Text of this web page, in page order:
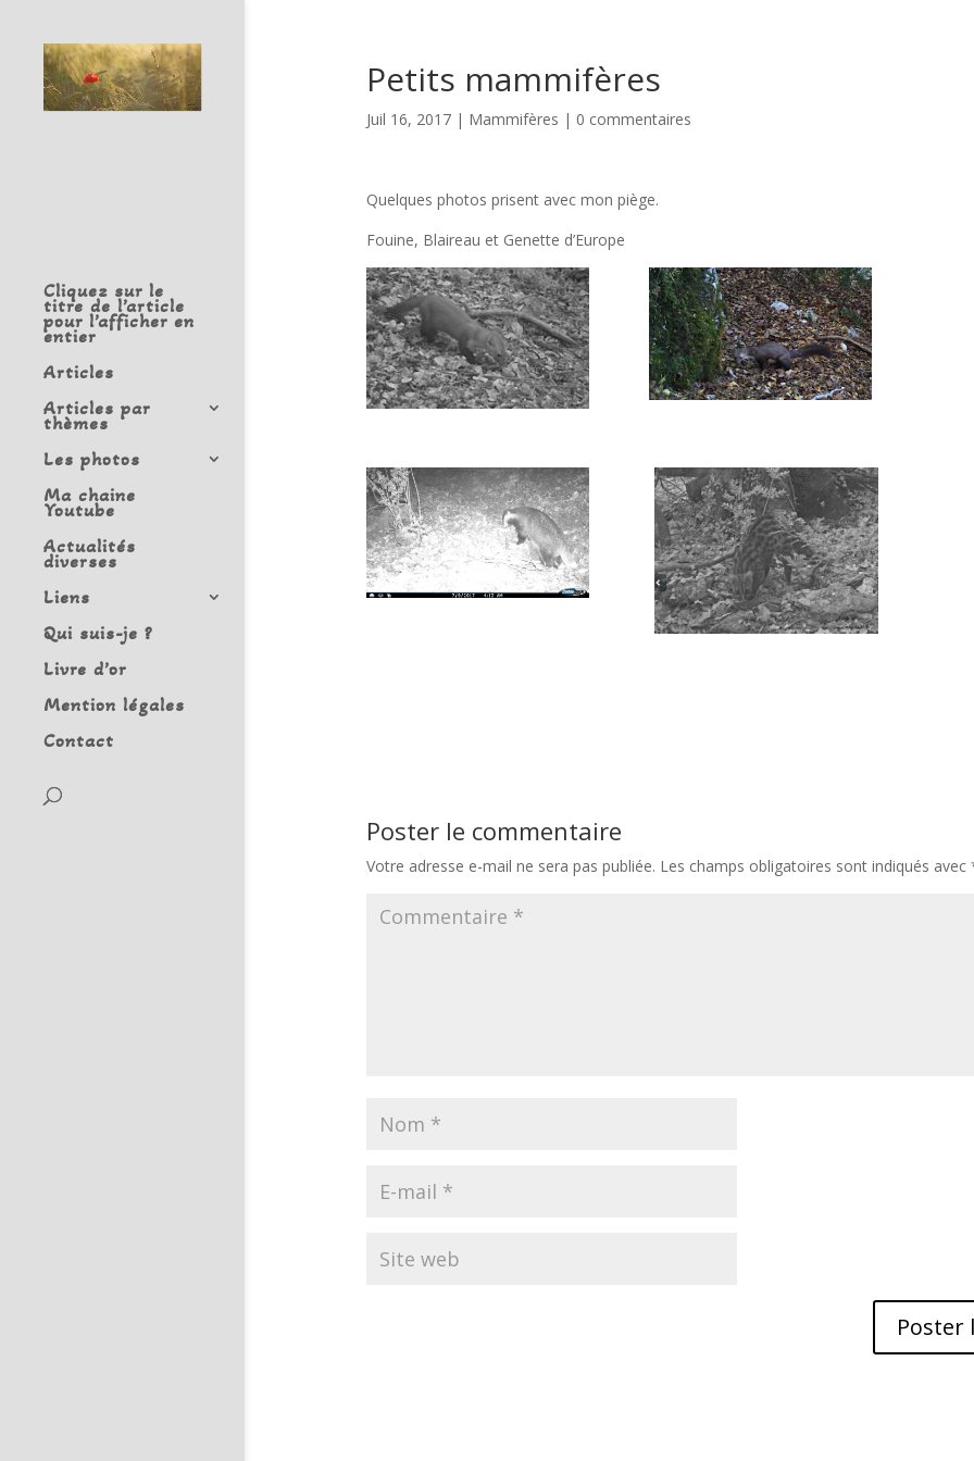
Cliquez sur le
titre de l’article
pour l’afficher en
entier
Articles
Articles par
thèmes
Les photos
Ma chaine
Youtube
Actualités
diverses
Liens
Qui suis-je ?
Livre d’or
Mention légales
Contact
Petits mammifères
Juil 16, 2017| Mammifères | 0 commentaires
Quelques photos prisent avec mon piège.
Fouine, Blaireau et Genette d’Europe
Poster le commentaire
Votre adresse e-mail ne sera pas publiée. Les champs obligatoires sont indiqués avec